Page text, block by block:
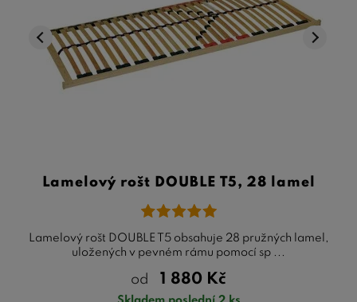
Lamelový rošt DOUBLE T5, 28 lamel
Lamelový rošt DOUBLE T5 obsahuje 28 pružných lamel,
uložených v pevném rámu pomocí sp ...
od 1 880 Kč